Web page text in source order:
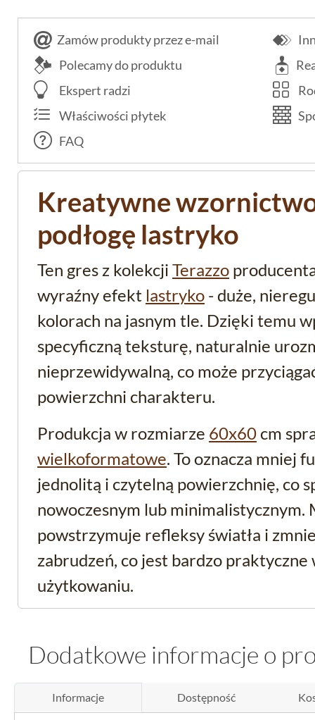
Zamów produkty przez e-mail
Polecamy do produktu
Ekspert radzi
Właściwości płytek
FAQ
Kreatywne
podłogę lastryko
Ten gres z kolekcji Terazzo
wyraźny efekt lastryko - duże,
kolorach na jasnym tle. Dzięki temu
specyficzną teksturę, naturalnie
nieprzewidywalną, co może
powierzchni charakteru.
Produkcja w rozmiarze 60x60 cm
wielkoformatowe. To oznacza mniej
jednolitą i czytelną powierzchnię, co
nowoczesnym lub minimalistycznym.
powstrzymuje refleksy światła i
zabrudzeń, co jest bardzo praktyczne
użytkowaniu.
podłogę lastryko
Produkt jest rektyfikowany , co
Dodatkowe informacje o
Informacje Dostępność